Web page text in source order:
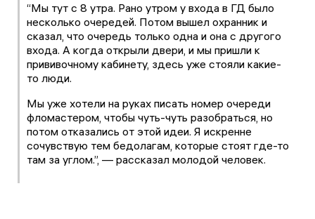
“Мы тут с 8 утра. Рано утром у входа в ГД было
несколько очередей. Потом вышел охранник и
сказал, что очередь только одна и она с другого
входа. А когда открыли двери, и мы пришли к
прививочному кабинету, здесь уже стояли какие-
то люди.
Мы уже хотели на руках писать номер очереди
фломастером, чтобы чуть-чуть разобраться, но
потом отказались от этой идеи. Я искренне
сочувствую тем бедолагам, которые стоят где-то
там за углом.”, — рассказал молодой человек.